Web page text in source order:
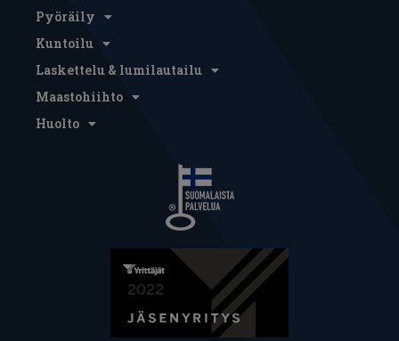
Pyöräily
Kuntoilu
Laskettelu & lumilautailu
Maastohiihto
Huolto